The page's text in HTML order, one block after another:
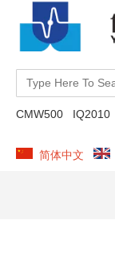
CMW500 IQ2010
简体中文